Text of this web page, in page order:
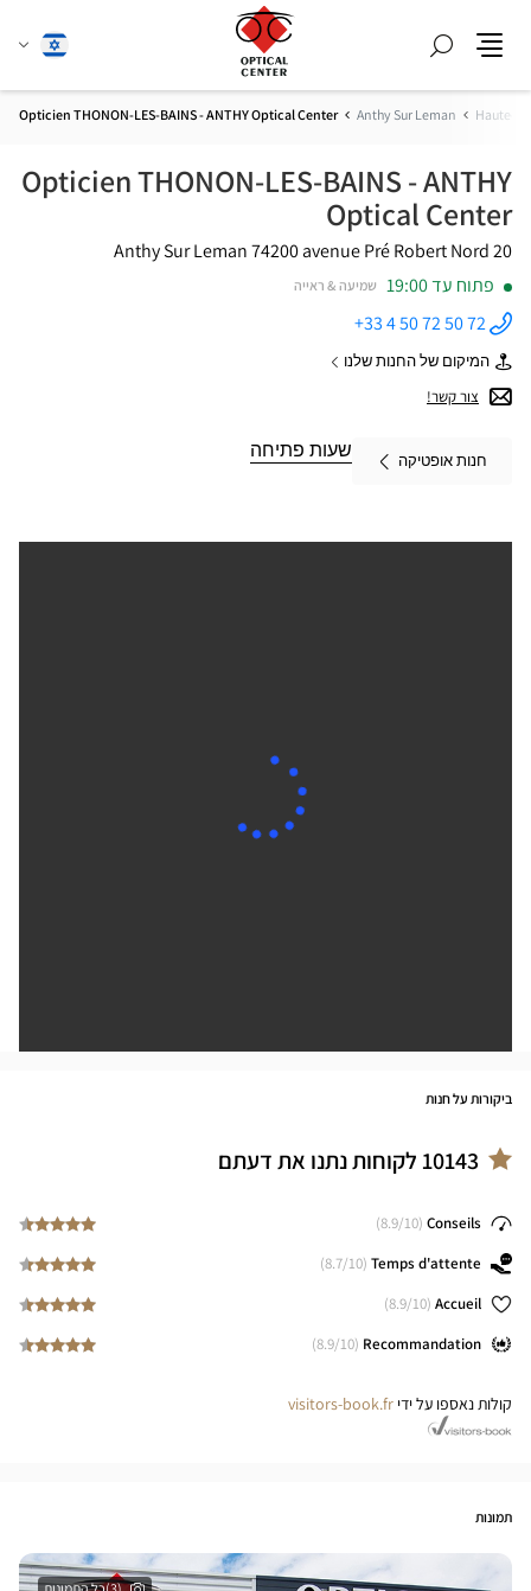
חפש
שנהעברית
Haute-
Anthy Sur Leman
Opticien THONON-LES-BAINS - ANTHY Optical Center
Opticien THONON-LES-BAINS - ANTHY
Optical Center
20 avenue Pré Robert Nord
74200 Anthy Sur Leman
פתוח עד 19:00
שמיעה & ראייה
התקשר
לחנות
Opticien
THONON-
LES-BAINS
Center ב
+33 4 50 72 50 72
המיקום של החנות שלנו של
Opticien
THONON-
צור קשר!
חנות אופטיקה
שעות פתיחה
ביקורות על חנות
10143לקוחות נתנו את דעתם
Conseils
(
8.9/10)
Temps d'attente
(
8.7/10)
Accueil
(
8.9/10)
Recommandation
(
8.9/10)
קולות נאספו על ידי visitors-book.fr
תמונות